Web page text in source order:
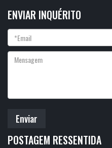
ENVIAR INQUÉRITO
Enviar
POSTAGEM RESSENTIDA